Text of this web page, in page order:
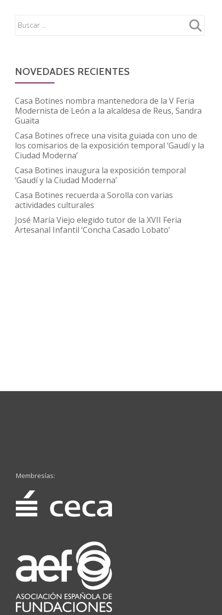
el
documental
NOVEDADES RECIENTES
Casa Botines nombra mantenedora de la V Feria
Modernista de León a la alcaldesa de Reus, Sandra
Guaita
Casa Botines ofrece una visita guiada con uno de
los comisarios de la exposición temporal ‘Gaudí y la
Ciudad Moderna’
Casa Botines inaugura la exposición temporal
‘Gaudí y la Ciudad Moderna’
Casa Botines recuerda a Sorolla con varias
actividades culturales
José María Viejo elegido tutor de la XVII Feria
Artesanal Infantil ‘Concha Casado Lobato’
Membresías: